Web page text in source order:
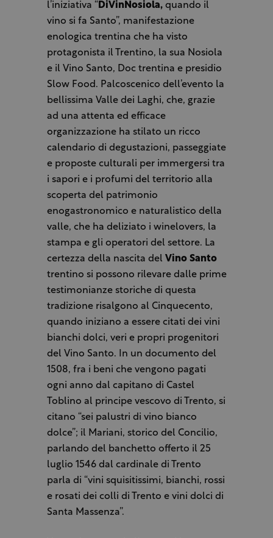
l’iniziativa “DiVinNosiola,quando il
vino si fa Santo”, manifestazione
enologica trentina che ha visto
protagonista il Trentino, la sua Nosiola
e il Vino Santo, Doc trentina e presidio
Slow Food. Palcoscenico dell’evento la
bellissima Valle dei Laghi, che, grazie
ad una attenta ed efficace
organizzazione ha stilato un ricco
calendario di degustazioni, passeggiate
e proposte culturali per immergersi tra
i sapori e i profumi del territorio alla
scoperta del patrimonio
enogastronomico e naturalistico della
valle, che ha deliziato i winelovers, la
stampa e gli operatori del settore. La
certezza della nascita del Vino Santo
trentino si possono rilevare dalle prime
testimonianze storiche di questa
tradizione risalgono al Cinquecento,
quando iniziano a essere citati dei vini
bianchi dolci, veri e propri progenitori
del Vino Santo. In un documento del
1508, fra i beni che vengono pagati
ogni anno dal capitano di Castel
Toblino al principe vescovo di Trento, si
citano “sei palustri di vino bianco
dolce”; il Mariani, storico del Concilio,
parlando del banchetto offerto il 25
luglio 1546 dal cardinale di Trento
parla di “vini squisitissimi, bianchi, rossi
e rosati dei colli di Trento e vini dolci di
Santa Massenza”.